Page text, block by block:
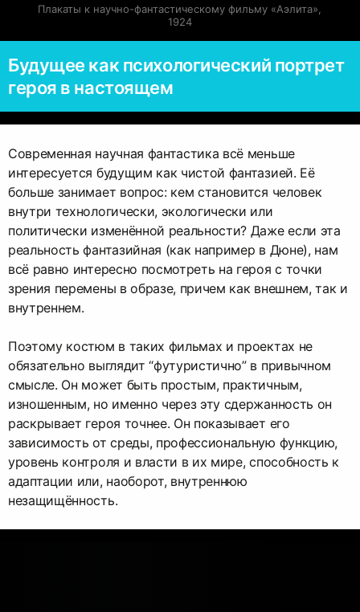
Плакаты к научно-фантастическому фильму «Аэлита»,
1924
Будущее как психологический портрет
героя в настоящем
Современная научная фантастика всё меньше
интересуется будущим как чистой фантазией. Её
больше занимает вопрос: кем становится человек
внутри технологически, экологически или
политически изменённой реальности? Даже если эта
реальность фантазийная (как например в Дюне), нам
всё равно интересно посмотреть на героя с точки
зрения перемены в образе, причем как внешнем, так и
внутреннем.
Поэтому костюм в таких фильмах и проектах не
обязательно выглядит “футуристично” в привычном
смысле. Он может быть простым, практичным,
изношенным, но именно через эту сдержанность он
раскрывает героя точнее. Он показывает его
зависимость от среды, профессиональную функцию,
уровень контроля и власти в их мире, способность к
адаптации или, наоборот, внутреннюю
незащищённость.